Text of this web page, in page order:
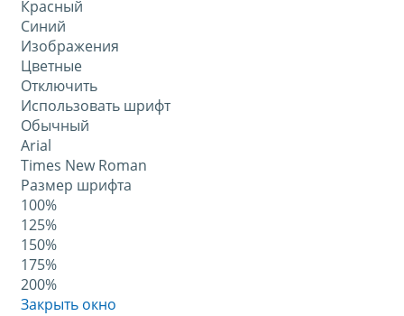
Красный
Синий
Изображения
Цветные
Отключить
Использовать шрифт
Обычный
Arial
Times New Roman
Размер шрифта
100%
125%
150%
175%
200%
Закрыть окно